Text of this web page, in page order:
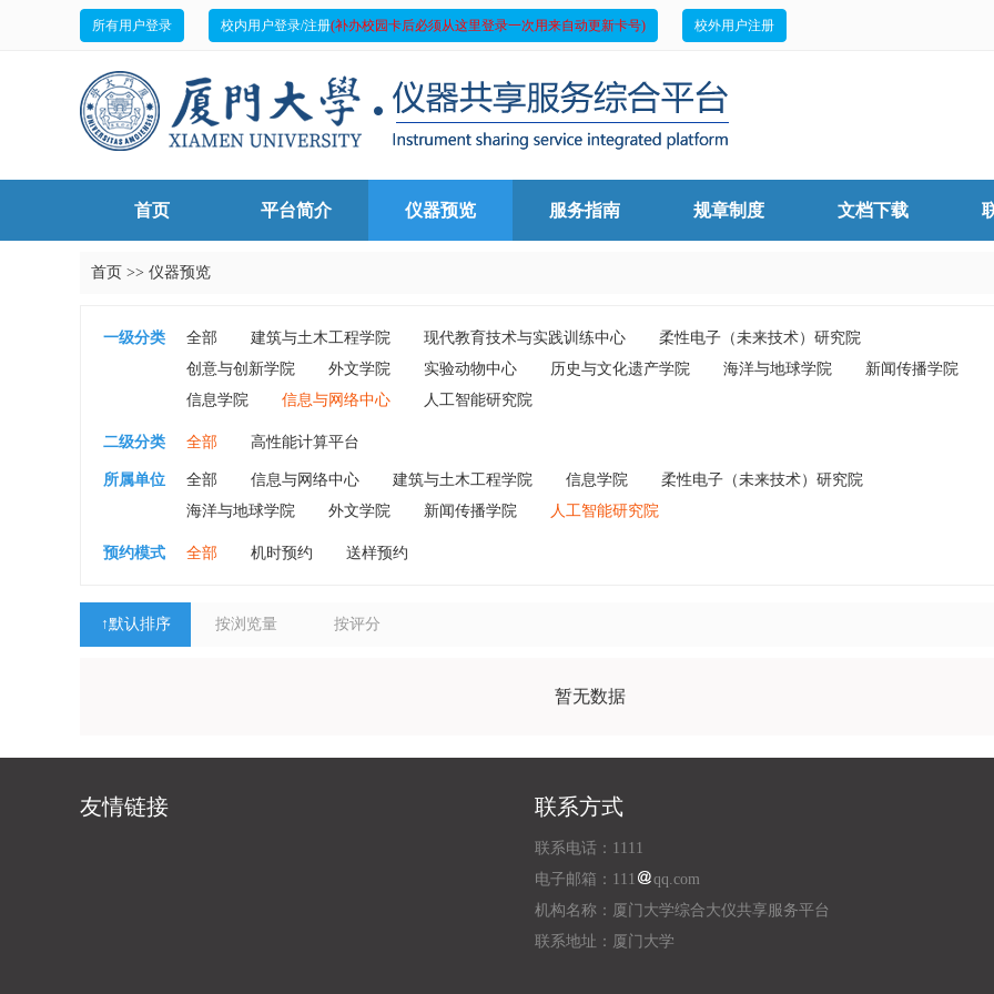
所有用户登录 校内用户登录/注册(补办校园卡后必须从这里登录一次用来自动更新卡号) 校外用户注册
首页 平台简介 仪器预览 服务指南 规章制度 文档下载
首页 >> 仪器预览
一级分类 全部 建筑与土木工程学院 现代教育技术与实践训练中心
柔性电子（未来技术）研究院
创意与创新学院
外文学院 实验动物中心 历史与文化遗产学院 海洋与地球学院
新闻传播学院
信息学院
信息与网络中心 人工智能研究院
二级分类 全部 高性能计算平台
所属单位 全部 信息与网络中心 建筑与土木工程学院 信息学院
柔性电子（未来技术）研究院
海洋与地球学院
外文学院 新闻传播学院 人工智能研究院
预约模式 全部 机时预约 送样预约
↑默认排序 按浏览量 按评分
暂无数据
友情链接 联系方式
联系电话：1111
电子邮箱：111
qq.com
机构名称：厦门大学综合大仪共享服务平台
联系地址：厦门大学